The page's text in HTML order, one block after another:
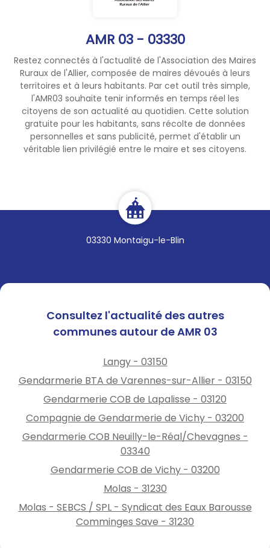
AMR 03 - 03330
Restez connectés à l'actualité de l'Association des Maires
Ruraux de l'Allier, composée de maires dévoués à leurs
territoires et à leurs habitants. Par cet outil très simple,
l'AMR03 souhaite tenir informés en temps réel les
citoyens de son actualité au quotidien. Cette solution
gratuite pour les habitants, sans récolte de données
personnelles et sans publicité, permet d'établir un
véritable lien privilégié entre le maire et ses citoyens.
03330 Montaigu-le-Blin
Consultez l'actualité des autres
communes autour de AMR 03
Langy - 03150
Gendarmerie BTA de Varennes-sur-Allier - 03150
Gendarmerie COB de Lapalisse - 03120
Compagnie de Gendarmerie de Vichy - 03200
Gendarmerie COB Neuilly-le-Réal/Chevagnes -
03340
Gendarmerie COB de Vichy - 03200
Molas - 31230
Molas - SEBCS / SPL - Syndicat des Eaux Barousse
Comminges Save - 31230